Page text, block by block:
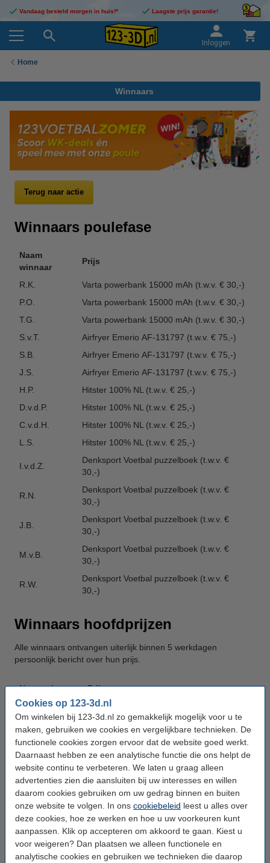
Cookies op 123-3d.nl
Om winkelen bij 123-3d.nl zo gemakkelijk mogelijk voor u te
maken, gebruiken we cookies en vergelijkbare technieken. De
functionele cookies zorgen ervoor dat de website goed werkt.
Daarnaast hebben ze een analytische functie die ons helpt de
website continu te verbeteren. We laten u graag alleen
advertenties zien die aansluiten bij uw interesses en willen
daarom cookies gebruiken om uw gedrag binnen en buiten
onze website te volgen. In ons cookiebeleid leest u alles over
deze cookies, hoe ze werken en hoe u uw voorkeuren kunt
aanpassen. Klik op accepteren om akkoord te gaan. Kiest u
voor weigeren? Dan plaatsen we alleen functionele en
analytische cookies en gebruiken we technieken die daarop
Vandaag besteld morgen in huis!* Laagste prijs garantie!
Inloggen
Home
Winnaars
Terug naar actie
Winnaars poulefase
Naam
winnaar
Prijs
R.K.
Varta powerbank 15000 mAh (t.w.v. € 30,-)
P.O.
Varta powerbank 15000 mAh (t.w.v. € 30,-)
T.G.
Varta powerbank 15000 mAh (t.w.v. € 30,-)
S.v.T.
Airfryer Emerio AF-131797 (t.w.v. € 75,-)
S.B.
Airfryer Emerio AF-131797 (t.w.v. € 75,-)
J.S.
Airfryer Emerio AF-131797 (t.w.v. € 75,-)
H.P.
Hitster 100% NL (t.w.v. € 25,-)
D.v.d.P.
Hitster 100% NL (t.w.v. € 25,-)
C.v.d.H.
Hitster 100% NL (t.w.v. € 25,-)
L.S.
Hitster 100% NL (t.w.v. € 25,-)
I.v.d.Z.
Denksport Voetbal puzzelboek (t.w.v. €
30,-)
R.N.
Denksport Voetbal puzzelboek (t.w.v. €
30,-)
J.B.
Denksport Voetbal puzzelboek (t.w.v. €
30,-)
M.v.B.
Denksport Voetbal puzzelboek (t.w.v. €
30,-)
R.W.
Denksport Voetbal puzzelboek (t.w.v. €
30,-)
Winnaars hoofdprijzen
Alle winnaars ontvangen uiterlijk binnen 5 werkdagen
persoonlijk bericht over hun prijs.
Naam winnaar Prijs
S.d.K.
BBQ - The Bastard Medium Complete
(t.w.v.: €1.039,-)
B.R.
SUP board - Aqua Marina Fusion All-
around met blue drive s motor (t.w.v.:
€690,-)
Tablet – Apple iPad Air 128GB (t.w.v.
€639,-)
J.d.J.
Sporthorloge – Huawei Watch Fit 3 (t.w.v.
€84,-)
J.W.
Sporthorloge – Huawei Watch Fit 3 (t.w.v.
€84,-)